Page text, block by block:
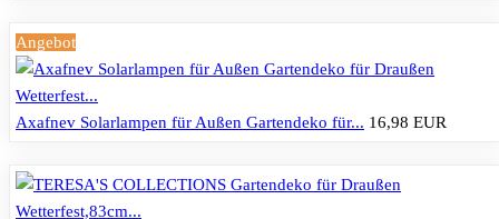
Angebot
Axafnev Solarlampen für Außen Gartendeko für... 16,98 EUR